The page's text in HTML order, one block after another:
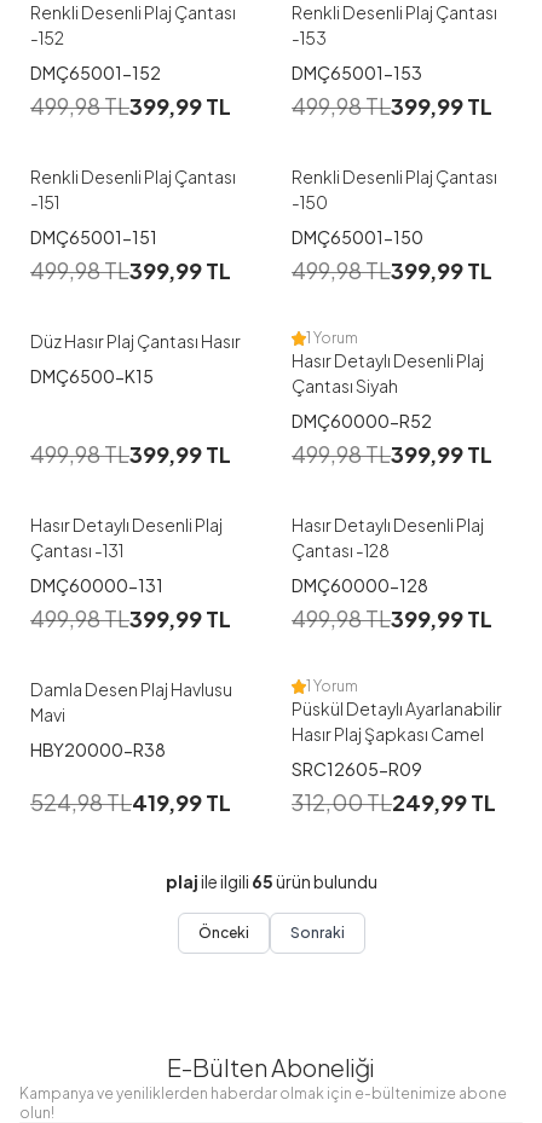
Renkli Desenli Plaj Çantası
-152
DMÇ65001-152
499,98TL399,99TL
Renkli Desenli Plaj Çantası
-153
DMÇ65001-153
499,98TL399,99TL
Renkli Desenli Plaj Çantası
-151
DMÇ65001-151
499,98TL399,99TL
Renkli Desenli Plaj Çantası
-150
DMÇ65001-150
499,98TL399,99TL
Düz Hasır Plaj Çantası Hasır
DMÇ6500-K15
499,98TL399,99TL
1 Yorum
Hasır Detaylı Desenli Plaj
Çantası Siyah
DMÇ60000-R52
499,98TL399,99TL
Hasır Detaylı Desenli Plaj
Çantası -131
DMÇ60000-131
499,98TL399,99TL
Hasır Detaylı Desenli Plaj
Çantası -128
DMÇ60000-128
499,98TL399,99TL
Damla Desen Plaj Havlusu
Mavi
HBY20000-R38
524,98TL419,99TL
1 Yorum
Püskül Detaylı Ayarlanabilir
Hasır Plaj Şapkası Camel
SRC12605-R09
312,00TL249,99TL
plajile ilgili 65ürün bulundu
Önceki Sonraki
E-Bülten Aboneliği
Kampanya ve yeniliklerden haberdar olmak için e-bültenimize abone
olun!